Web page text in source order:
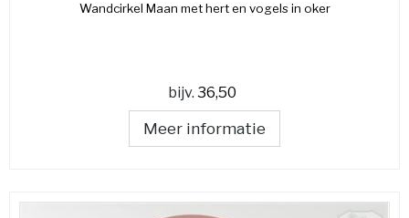
Wandcirkel Maan met hert en vogels in oker
bijv. 36,50
Meer informatie